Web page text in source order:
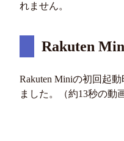
れません。
Rakuten
Rakuten Miniの初回起
ました。（約13秒の動